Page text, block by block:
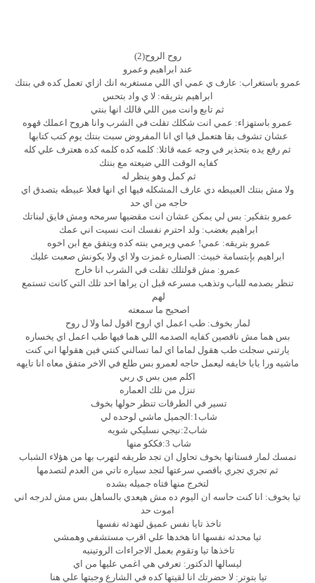
روح الروح(2)
عند ابراهيم وعمرو
عمرو باستغراب: عارف ي عمي اي اللي مستغربه انك ازاي تعمل كده في بنتك
ابراهيم بتريقه: لا ي واد بتحس
ثم تابع وانت مين اللي قالك انها بنتي
عمرو باستهزاء: عمي انت شكلك تقلت في الشرب وانا هروح اعملك قهوه
عشان تشوف بقا هتعمل فيا اي انا المفروض سبت بنتك يوم كتب كتابها
ثم رفع يده بتحذير في وجه عمه قائلا: كلمه كده كلمه كده هعترف علي كله
كفايه الوقت اللي ضيعته مع بنتك
ثم كمل وهو ينظر له
ولا مش بنتك العبيطه دي عارف المشكله فيها اي انها فعلا عبيطه بتصدق اي
حاجه من اي حد
عمرو بتفكير: بس لي يمكن عشان انت مقضيها سرمحه ومش فايق لبناتك
ابراهيم بغضب: ولد احترم نفسك انت نسيت اني عمك
عمرو بتريقه: عمي! عمي ويرمي بنته كده ويتفق مع ابن اخوه
ابراهيم بإبتسامة خبيث: الصناره غمزت ولا اي ولا يكونش صعبت عليك
عمرو: مش قولتلك تقلت في الشرب انا خارج
تنظر بصدمه للباب وتذهب مسرعه قبل ان يراها احد تلك التي كانت تستمع
لهم
اصحيح ما سمعته
لمار بخوف: طب اعمل اي اروح اقول لما ولا ل روح
بس هما مش ناقصين كفايه الصدمه اللي هما فيها طب اعمل اي يخساره
يارتني سجلت طب هقول لماما اي لما تسالني كنتي فين هقولها اني كنت
ماشيه ورا بابا خايفه ليعمل حاجه لعمرو بس طلع في الاخر متفق معاه انا تايهه
اكلم مين بس ي ربي
تنزل من تلك العماره
تسير في الطرقات تنظر حولها بخوف
شاب1:الجميل ماشي لوحده لي
شاب2:نيجي نسليكي شويه
شاب 3:فككو منها
تمسك لمار فستانها بخوف تحاول ان تجد طريقه لتهرب بها من هؤلاء الشباب
ثم تجري تجري باقصي سرعتها لتجد سياره تاتي من العدم لتصدمها
لتخرج منها فتاه جميله بشده
تيا بخوف: انا كنت حاسه ان اليوم ده مش هيعدي بالساهل بس مش لدرجه اني
اموت حد
تاخذ تايا نفس عميق لتهدئه نفسها
تيا محدثه نفسها انا هخدها علي اقرب مستشفي وهمشي
تاخذها تيا وتقوم بعمل الاجراءات الروتينيه
ليسالها الدكتور: تعرفي هي اغمي عليها من اي
تيا بتوتر: لا حضرتك انا لقيتها كده في الشارع وجبتها علي هنا